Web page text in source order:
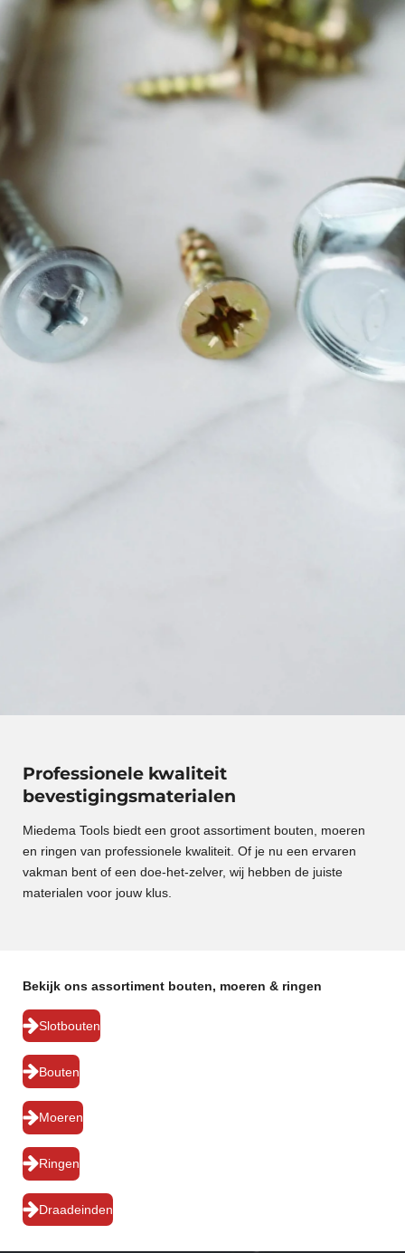
Professionele kwaliteit
bevestigingsmaterialen
Miedema Tools biedt een groot assortiment bouten, moeren
en ringen van professionele kwaliteit. Of je nu een ervaren
vakman bent of een doe-het-zelver, wij hebben de juiste
materialen voor jouw klus.
Bekijk ons assortiment bouten, moeren & ringen
Slotbouten
Bouten
Moeren
Ringen
Draadeinden